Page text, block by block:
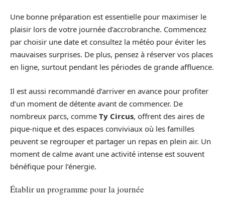
Une bonne préparation est essentielle pour maximiser le
plaisir lors de votre journée d’accrobranche. Commencez
par choisir une date et consultez la météo pour éviter les
mauvaises surprises. De plus, pensez à réserver vos places
en ligne, surtout pendant les périodes de grande affluence.
Il est aussi recommandé d’arriver en avance pour profiter
d’un moment de détente avant de commencer. De
nombreux parcs, comme Ty Circus, offrent des aires de
pique-nique et des espaces conviviaux où les familles
peuvent se regrouper et partager un repas en plein air. Un
moment de calme avant une activité intense est souvent
bénéfique pour l’énergie.
Établir un programme pour la journée